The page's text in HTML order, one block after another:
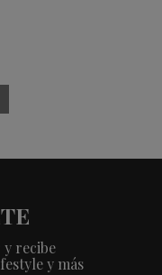
recibe
y más